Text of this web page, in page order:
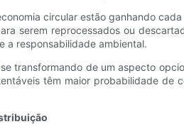
circular estão ganhando
serem reprocessados ​​ou
a responsabilidade ambiental.
transformando de um aspecto
​​têm maior probabilidade